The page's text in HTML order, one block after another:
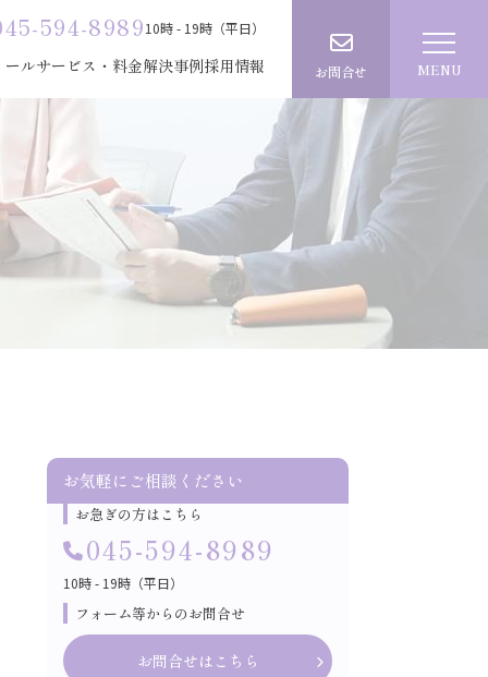
594-898910時 - 19時（平日）
ールサービス・料金
建設業許可（新規・更新）
経審・入札資格サポート
廃収集運搬業許可
宅建業免許
解決事例採用情報 お問合せ MENU
お気軽にご相談ください
お急ぎの方はこちら
045-594-8989
10時 - 19時（平日）
フォーム等からのお問合せ
お問合せはこちら
フィール